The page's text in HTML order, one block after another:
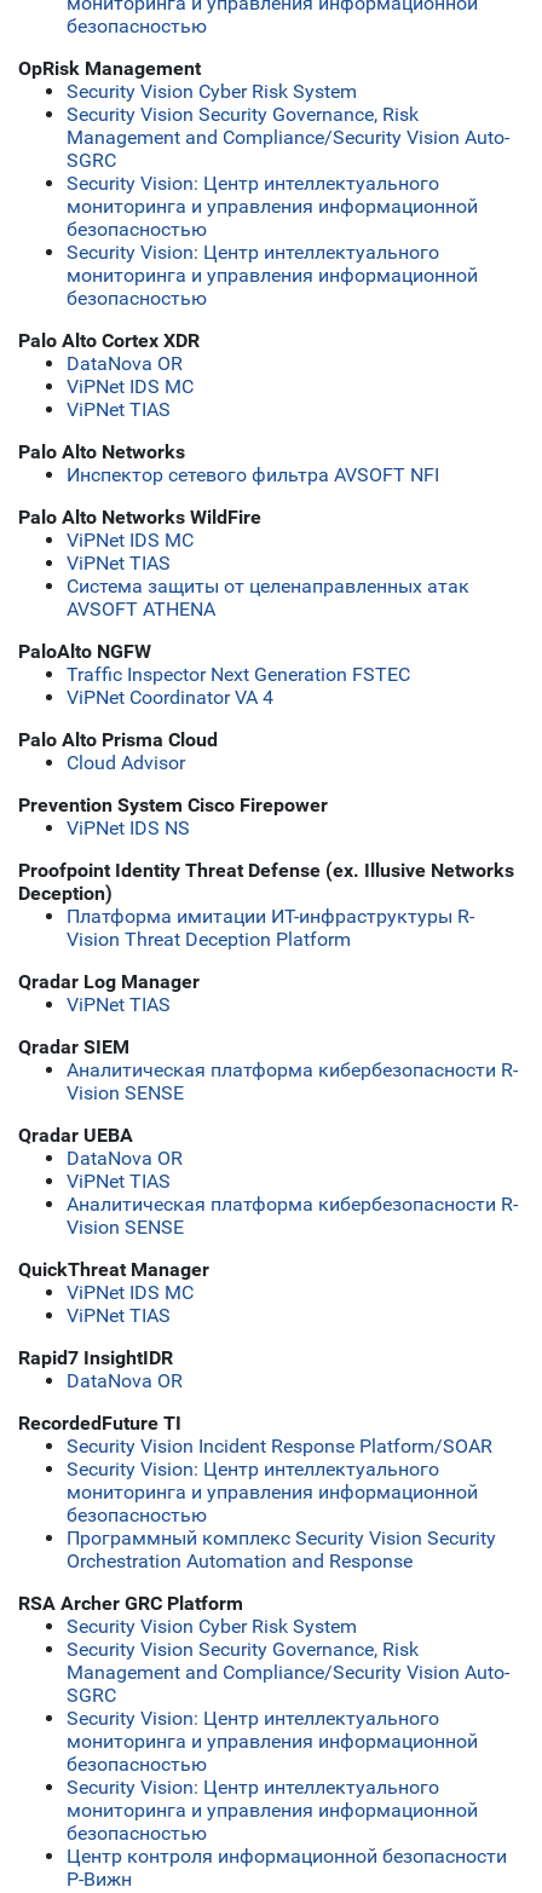
безопасностью
OpRisk Management
Security Vision Cyber Risk System
Security Vision Security Governance, Risk
Management and Compliance/Security Vision Аuto-
SGRC
Security Vision: Центр интеллектуального
мониторинга и управления информационной
безопасностью
Security Vision: Центр интеллектуального
мониторинга и управления информационной
безопасностью
Palo Alto Cortex XDR
DataNova OR
ViPNet IDS MC
ViPNet TIAS
Palo Alto Networks
Инспектор сетевого фильтра AVSOFT NFI
Palo Alto Networks WildFire
ViPNet IDS MC
ViPNet TIAS
Система защиты от целенаправленных атак
AVSOFT ATHENA
PaloAlto NGFW
Traffic Inspector Next Generation FSTEC
ViPNet Coordinator VA 4
Palo Alto Prisma Cloud
Cloud Advisor
Prevention System Cisco Firepower
ViPNet IDS NS
Proofpoint Identity Threat Defense (ex. Illusive Networks
Deception)
Платформа имитации ИТ-инфраструктуры R-
Vision Threat Deception Platform
Qradar Log Manager
ViPNet TIAS
Qradar SIEM
Аналитическая платформа кибербезопасности R-
Vision SENSE
Qradar UEBA
DataNova OR
ViPNet TIAS
Аналитическая платформа кибербезопасности R-
Vision SENSE
QuickThreat Manager
ViPNet IDS MC
ViPNet TIAS
Rapid7 InsightIDR
DataNova OR
RecordedFuture TI
Security Vision Incident Response Platform/SOAR
Security Vision: Центр интеллектуального
мониторинга и управления информационной
безопасностью
Программный комплекс Security Vision Security
Orchestration Automation and Response
RSA Archer GRC Platform
Security Vision Cyber Risk System
Security Vision Security Governance, Risk
Management and Compliance/Security Vision Аuto-
SGRC
Security Vision: Центр интеллектуального
мониторинга и управления информационной
безопасностью
Security Vision: Центр интеллектуального
мониторинга и управления информационной
безопасностью
Центр контроля информационной безопасности
Р-Вижн